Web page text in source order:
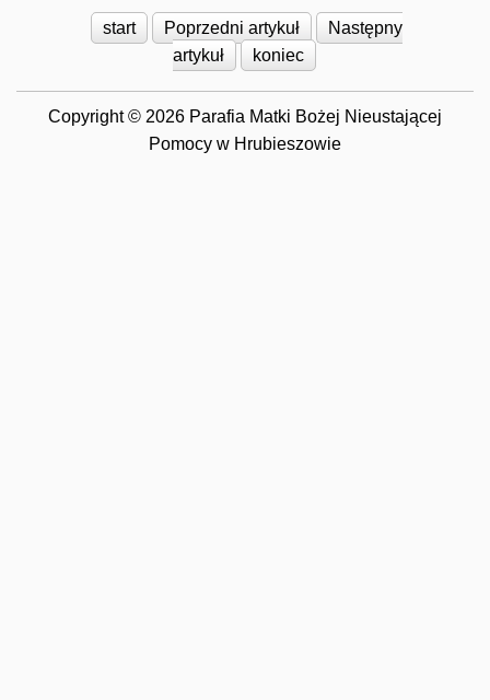
start Poprzedni artykuł
Następny
artykuł
koniec
Copyright © 2026 Parafia Matki Bożej Nieustającej
Pomocy w Hrubieszowie